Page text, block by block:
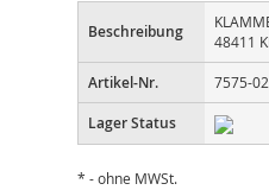
Beschreibung
48411
Artikel-Nr. 7575-
Lager Status
* - ohne MWSt.